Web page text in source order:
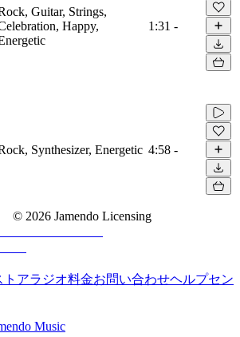
Guitar, Strings,
Happy,
1:31 -
Synthesizer, Energetic 4:58 -
© 2026 Jamendo Licensing
トアラジオ料金お問い合わせヘルプセン
Music